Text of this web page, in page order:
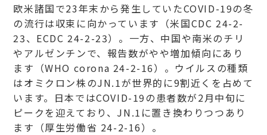
欧米諸国で23年末から発生していたCOVID-19の冬
の流行は収束に向かっています（米国CDC 24-2-
23、ECDC 24-2-23）。一方、中国や南米のチリ
やアルゼンチンで、報告数がやや増加傾向にあり
ます（WHO corona 24-2-16）。ウイルスの種類
はオミクロン株のJN.1が世界的に9割近くを占めて
います。日本ではCOVID-19の患者数が2月中旬に
ピークを迎えており、JN.1に置き換わりつつあり
ます（厚生労働省 24-2-16）。